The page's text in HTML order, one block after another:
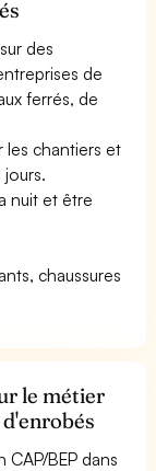
des
de
ferrés, de
les chantiers et
nuit et être
chaussures
le métier
BEP dans